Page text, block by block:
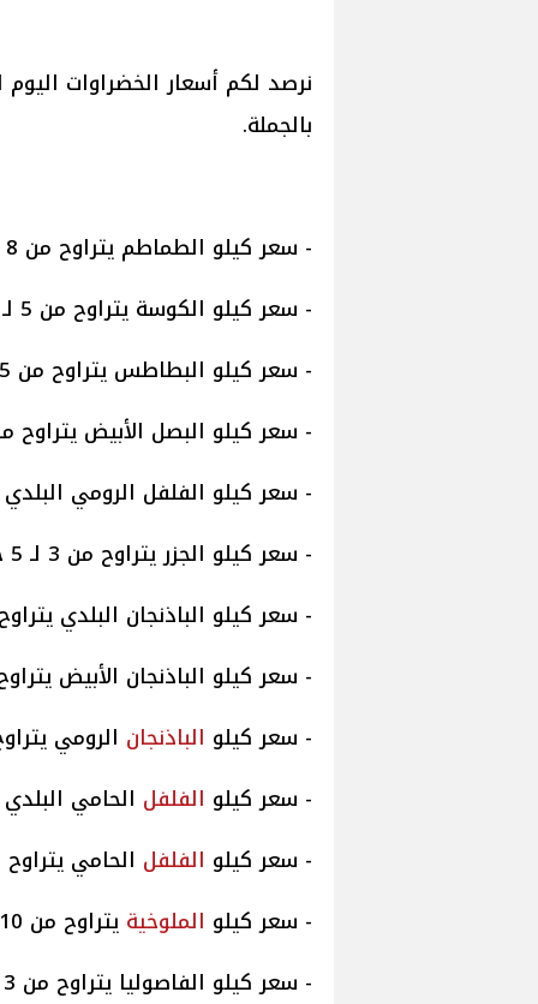
بالجملة.
- سعر كيلو الطماطم يتراوح من 8 لـ 14 جنيهًا.
- سعر كيلو الكوسة يتراوح من 5 لـ 9 جنيهات.
- سعر كيلو البطاطس يتراوح من 5 لـ 9 جنيهات.
- سعر كيلو البصل الأبيض يتراوح من 5.5 لـ 7
- سعر كيلو الفلفل الرومي البلدي يتراوح
- سعر كيلو الجزر يتراوح من 3 لـ 5 جنيهات.
- سعر كيلو الباذنجان البلدي يتراوح من 3 لـ 7
- سعر كيلو الباذنجان الأبيض يتراوح من 5 لـ 7
- سعر كيلو الباذنجان الرومي يتراوح من 3
- سعر كيلو الفلفل الحامي البلدي
- سعر كيلو الفلفل الحامي يتراوح من 4 لـ 8
- سعر كيلو الملوخية يتراوح من 10 لـ 14 جنيهًا.
- سعر كيلو الفاصوليا يتراوح من 3 لـ 8 جنيهات.